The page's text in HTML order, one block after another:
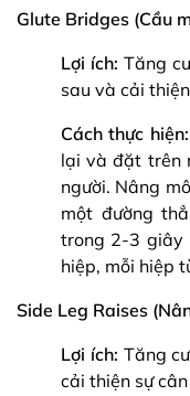
Glute Bridges (Cầu
Lợi ích: Tăng
sau và cải
Cách thực hiện:
lại và đặt trên
người. Nâng
một đường
trong 2-3 giây
hiệp, mỗi hiệp
Side Leg Raises
Lợi ích: Tăng
cải thiện sự